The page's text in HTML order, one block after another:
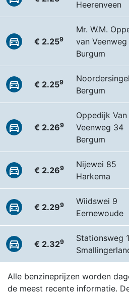
Heerenveen
€ 2.259
Mr. W.M.
van Veenweg
Burgum
€ 2.259
Bergum
€ 2.269
Oppedijk Van
Veenweg 34
Bergum
€ 2.269
Nijewei 85
Harkema
€ 2.299
Wiidswei 9
Eernewoude
€ 2.329
Stationsweg
Alle benzineprijzen worden
de meest recente informatie.